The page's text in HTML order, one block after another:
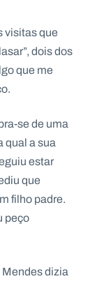
visitas que
dois dos
que me
se de uma
qual a sua
estar
que
filho padre.
peço
dizia